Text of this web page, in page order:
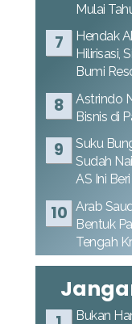
Mulai
Hendak
Hilirisasi,
Bumi
Astrindo
Bisnis di
Suku
Sudah
AS Ini
Arab
Bentuk
Tengah
Bukan